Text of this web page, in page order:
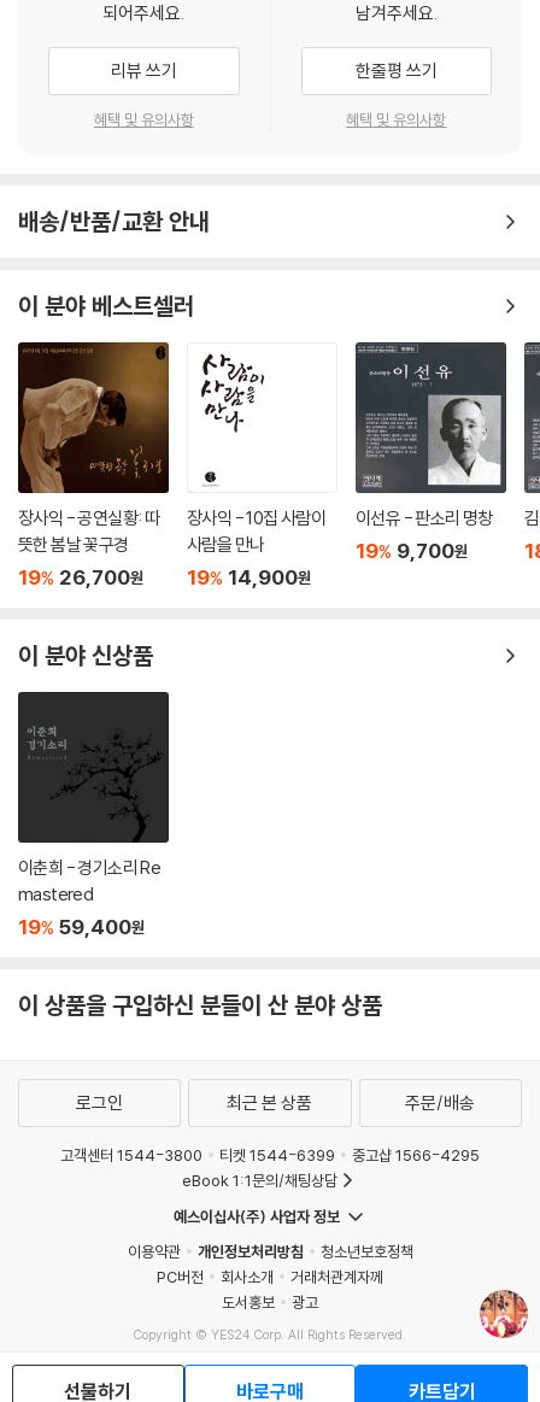
되어주세요.
리뷰 쓰기
혜택 및 유의사항
남겨주세요.
한줄평 쓰기
혜택 및 유의사항
배송/반품/교환 안내
이 분야 베스트셀러
장사익 - 공연실황: 따
뜻한 봄날 꽃구경
19% 26,700원
장사익 - 10집 사람이
사람을 만나
19% 14,900원
이선유 - 판소리 명창
19% 9,700원
이 분야 신상품
이춘희 - 경기소리 Re
mastered
19% 59,400원
이 상품을 구입하신 분들이 산 분야 상품
선물하기 바로구매 카트담기
로그인 최근 본 상품 주문/배송
고객센터 1544-3800 티켓 1544-6399
중고샵 1566-4295
eBook 1:1문의/채팅상담
예스이십사(주) 사업자 정보
이용약관
개인정보처리방침
청소년보호정책
PC버전
회사소개
거래처관계자께
도서홍보
광고
Copyright © YES24 Corp. All Rights Reserved.